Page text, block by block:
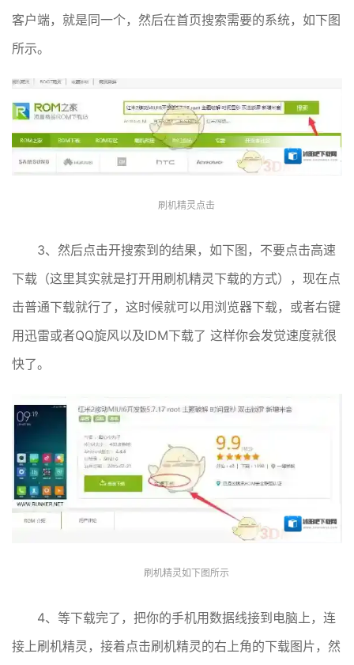
客户端，就是同一个，然后在首页搜索需要的系统，如下图
所示。
刷机精灵点击
3、然后点击开搜索到的结果，如下图，不要点击高速
下载（这里其实就是打开用刷机精灵下载的方式），现在点
击普通下载就行了，这时候就可以用浏览器下载，或者右键
用迅雷或者QQ旋风以及IDM下载了 这样你会发觉速度就很
快了。
刷机精灵如下图所示
4、等下载完了，把你的手机用数据线接到电脑上，连
接上刷机精灵，接着点击刷机精灵的右上角的下载图片，然